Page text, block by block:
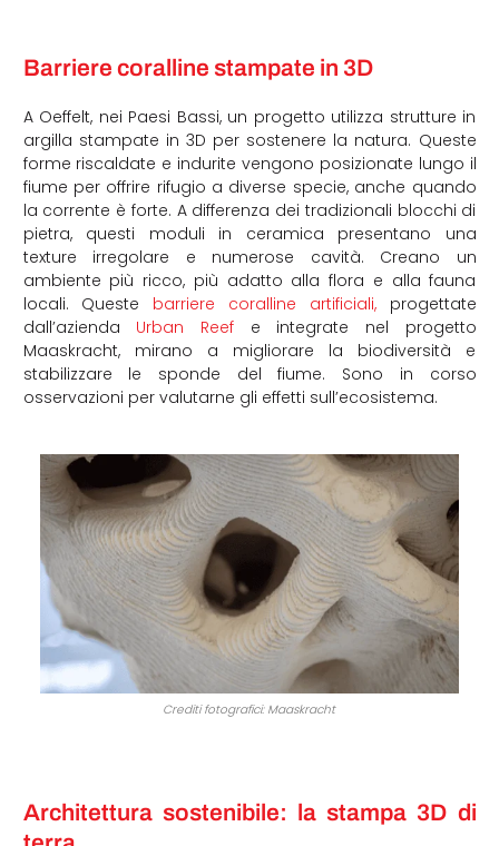
Barriere coralline stampate in 3D
A Oeffelt, nei Paesi Bassi, un progetto utilizza strutture in
argilla stampate in 3D per sostenere la natura. Queste
forme riscaldate e indurite vengono posizionate lungo il
fiume per offrire rifugio a diverse specie, anche quando
la corrente è forte. A differenza dei tradizionali blocchi di
pietra, questi moduli in ceramica presentano una
texture irregolare e numerose cavità. Creano un
ambiente più ricco, più adatto alla flora e alla fauna
locali. Queste barriere coralline artificiali,progettate
dall’azienda Urban Reefe integrate nel progetto
Maaskracht, mirano a migliorare la biodiversità e
stabilizzare le sponde del fiume. Sono in corso
osservazioni per valutarne gli effetti sull’ecosistema.
Crediti fotografici: Maaskracht
Architettura sostenibile: la stampa 3D di